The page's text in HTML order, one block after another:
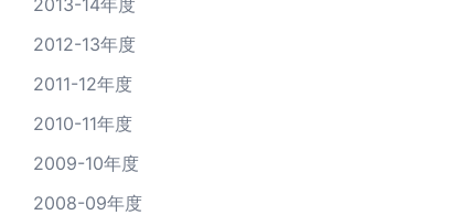
2012-13年度
2011-12年度
2010-11年度
2009-10年度
2008-09年度